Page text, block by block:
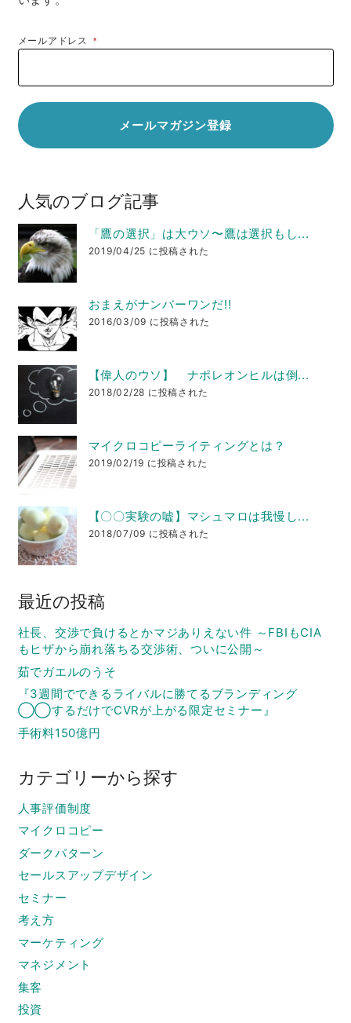
メールアドレス*
人気のブログ記事
「鷹の選択」は大ウソ〜鷹は選択もし...
2019/04/25 に投稿された
おまえがナンバーワンだ!!
2016/03/09 に投稿された
【偉人のウソ】 ナポレオンヒルは倒...
2018/02/28 に投稿された
マイクロコピーライティングとは？
2019/02/19 に投稿された
【〇〇実験の嘘】マシュマロは我慢し...
2018/07/09 に投稿された
最近の投稿
社長、交渉で負けるとかマジありえない件 ～FBIもCIA
もヒザから崩れ落ちる交渉術、ついに公開～
茹でガエルのうそ
『3週間でできるライバルに勝てるブランディング
◯◯するだけでCVRが上がる限定セミナー』
手術料150億円
カテゴリーから探す
人事評価制度
マイクロコピー
ダークパターン
セールスアップデザイン
セミナー
考え方
マーケティング
マネジメント
集客
投資